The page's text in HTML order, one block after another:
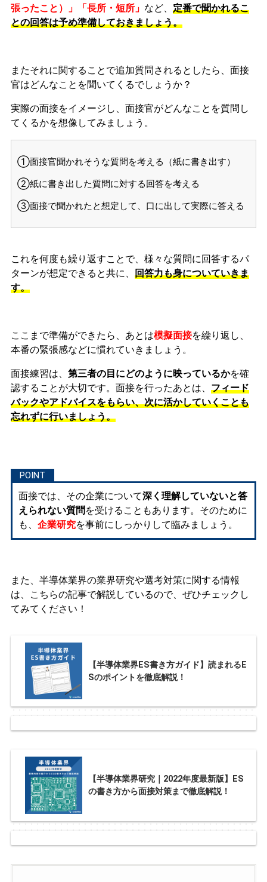
張ったこと）」「長所・短所」 など、 定番で聞かれるこ
との回答は予め準備しておきましょう。
またそれに関することで追加質問されるとしたら、面接
官はどんなことを聞いてくるでしょうか？
実際の面接をイメージし、面接官がどんなことを質問し
てくるかを想像してみましょう。
①面接官聞かれそうな質問を考える（紙に書き出す）
②紙に書き出した質問に対する回答を考える
③面接で聞かれたと想定して、口に出して実際に答える
これを何度も繰り返すことで、様々な質問に回答するパ
ターンが想定できると共に、 回答力も身についていきま
す。
ここまで準備ができたら、あとは模擬面接を繰り返し、
本番の緊張感などに慣れていきましょう。
面接練習は、 第三者の目にどのように映っているかを確
認することが大切です。面接を行ったあとは、 フィード
バックやアドバイスをもらい、次に活かしていくことも
忘れずに行いましょう。
面接では、その企業について深く理解していないと答
えられない質問 を受けることもあります。そのために
も、 企業研究を事前にしっかりして臨みましょう。
また、半導体業界の業界研究や選考対策に関する情報
は、こちらの記事で解説しているので、ぜひチェックし
てみてください！
【半導体業界ES書き方ガイド】読まれるE
Sのポイントを徹底解説！
【半導体業界研究｜2022年度最新版】ES
の書き方から面接対策まで徹底解説！